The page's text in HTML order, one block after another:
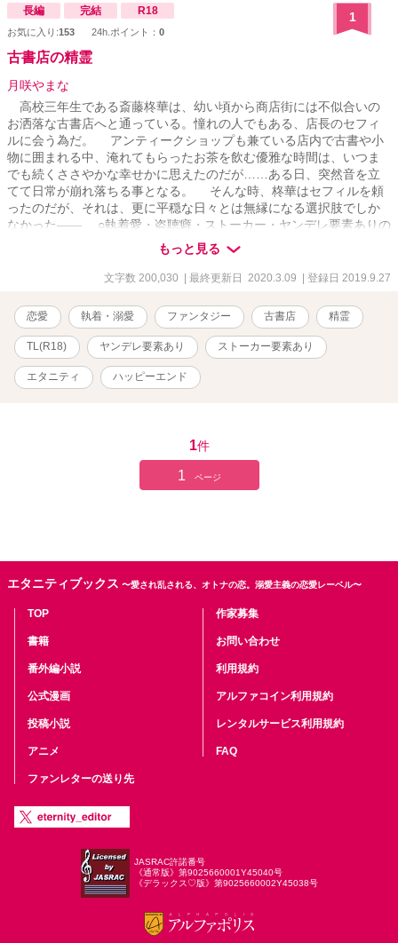
長編 完結 R18
お気に入り:153 24h.ポイント： 0
1
古書店の精霊
月咲やまな
高校三年生である斎藤柊華は、幼い頃から商店街には不似合いの
お洒落な古書店へと通っている。憧れの人でもある、店長のセフィ
ルに会う為だ。 アンティークショップも兼ている店内で古書や小
物に囲まれる中、淹れてもらったお茶を飲む優雅な時間は、いつま
でも続くささやかな幸せかに思えたのだが……ある日、突然音を立
てて日常が崩れ落ちる事となる。 そんな時、柊華はセフィルを頼
ったのだが、それは、更に平穏な日々とは無縁になる選択肢でしか
なかった—— ○執着愛・盗聴癖・ストーカー・ヤンデレ要素ありの
困った精霊と、女子高生のお話です。 【R18】作品ですのでご注意
下さい。 【関連作品】 『インバーション・カース 〜異世界へ飛
ばされた僕が獣人彼氏に堕ちるまでの話〜』 【第13回恋愛小説大
もっと見る
文字数 200,030 | 最終更新日 2020.3.09 | 登録日 2019.9.27
恋愛 執着・溺愛 ファンタジー 古書店 精霊
TL(R18) ヤンデレ要素あり ストーカー要素あり
エタニティ ハッピーエンド
1件
1 ページ
エタニティブックス 〜愛され乱される、オトナの恋。溺愛主義の恋愛レーベル〜
TOP
書籍
番外編小説
公式漫画
投稿小説
アニメ
ファンレターの送り先
作家募集
お問い合わせ
利用規約
アルファコイン利用規約
レンタルサービス利用規約
FAQ
JASRAC許諾番号
《通常版》第9025660001Y45040号
《デラックス♡版》第9025660002Y45038号